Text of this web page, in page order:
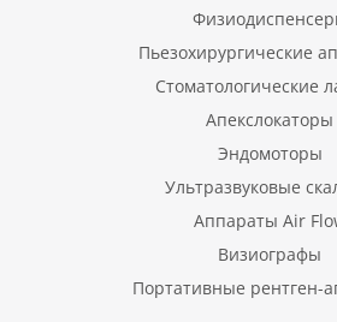
Пьезохирургические
Стоматологические
Апекслокаторы
Эндомоторы
Ультразвуковые
Аппараты Air
Визиографы
Портативные рентген-